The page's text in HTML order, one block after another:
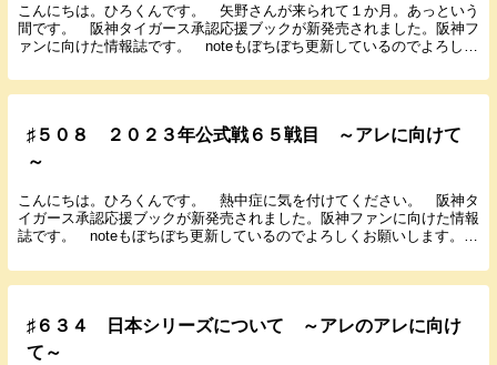
こんにちは。ひろくんです。 矢野さんが来られて１か月。あっという
間です。 阪神タイガース承認応援ブックが新発売されました。阪神フ
ァンに向けた情報誌です。 noteもぼちぼち更新しているのでよろしく
♯５０８ ２０２３年公式戦６５戦目 ～アレに向けて
～
こんにちは。ひろくんです。 熱中症に気を付けてください。 阪神タ
イガース承認応援ブックが新発売されました。阪神ファンに向けた情報
誌です。 noteもぼちぼち更新しているのでよろしくお願いします。
♯６３４ 日本シリーズについて ～アレのアレに向け
て～